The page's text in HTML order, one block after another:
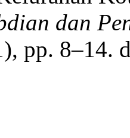
dan
pp. 8–14.